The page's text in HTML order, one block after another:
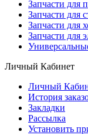
Запчасти для
Запчасти для
Запчасти для
Запчасти для
Личный Кабинет
Личный
История
Закладки
Рассылка
Установить